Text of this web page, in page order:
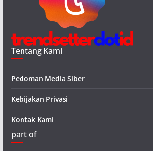
Tentang Kami
Pedoman Media Siber
Kebijakan Privasi
Kontak Kami
part of